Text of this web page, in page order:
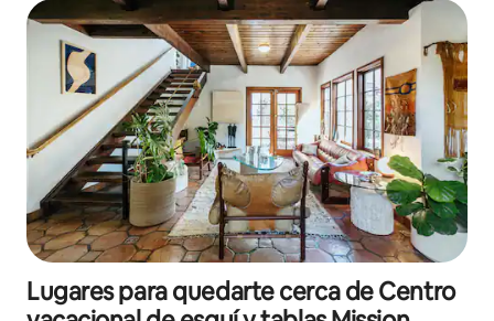
Lugares para quedarte cerca de Centro